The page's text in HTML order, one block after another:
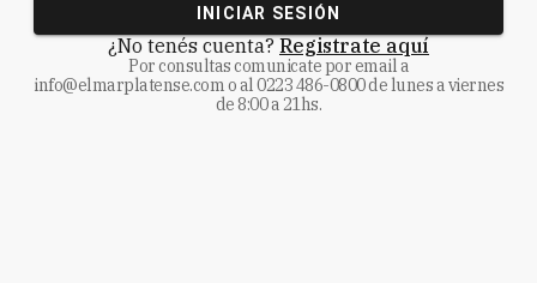
INICIAR SESIÓN
¿No tenés cuenta? Registrate aquí
Por consultas comunicate por email a
info@elmarplatense.como al0223 486-0800de lunes a viernes
de 8:00 a 21hs.